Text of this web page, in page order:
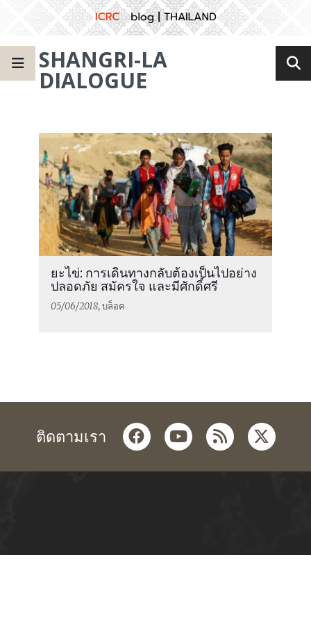
SHANGRI-LA
DIALOGUE
ยะไข่: การเดินทางกลับต้องเป็นไปอย่าง
ปลอดภัย สมัครใจ และมีศักดิ์ศรี
05/06/2018, บล็อค
ติดตามเรา facebookyoutube
rss twitter